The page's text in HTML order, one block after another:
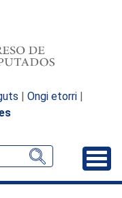
| Ongi etorri |